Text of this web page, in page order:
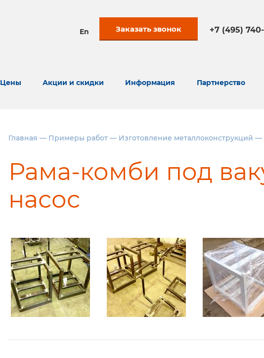
En Заказать звонок +7 (495)
Цены Акции и скидки Информация Партнерство
Главная — Примеры работ — Изготовление металлоконструкций —
Рама-комби под
насос